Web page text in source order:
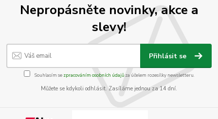
Nepropásněte novinky, akce a
slevy!
Přihlásit se
Souhlasím se zpracováním osobních údajůza účelem rozesílky newsletteru.
Můžete se kdykoli odhlásit. Zasíláme jednou za 14 dní.